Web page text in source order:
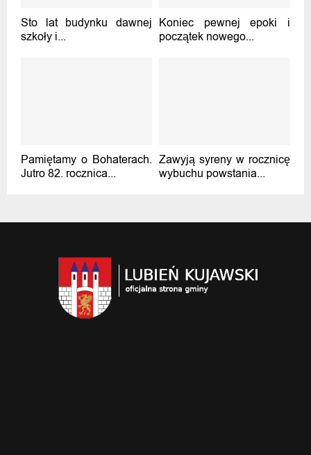
Sto lat budynku dawnej
szkoły i...
Koniec pewnej epoki i
początek nowego...
Pamiętamy o Bohaterach.
Jutro 82. rocznica...
Zawyją syreny w rocznicę
wybuchu powstania...